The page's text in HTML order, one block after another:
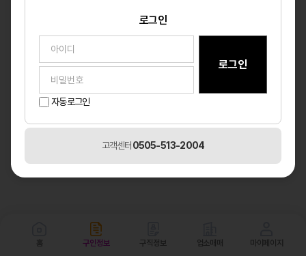
홈 구인정보 구직정보 업소매매 마이페이지
로그인
자동로그인
고객센터 0505-513-2004